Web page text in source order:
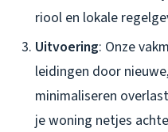
riool en lokale
Uitvoering: Onze
leidingen door
minimaliseren
je woning netjes